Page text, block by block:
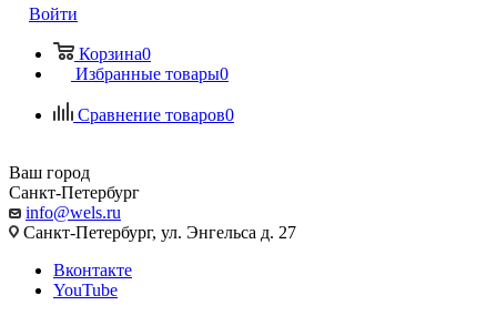
Войти
Корзина0
Избранные товары0
Сравнение товаров0
Ваш город
Санкт-Петербург
info@wels.ru
Санкт-Петербург, ул. Энгельса д. 27
Вконтакте
YouTube